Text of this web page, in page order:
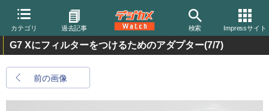
カテゴリ 過去記事 検索 Impressサイト
G7 Xにフィルターをつけるためのアダプター(7/7)
前の画像